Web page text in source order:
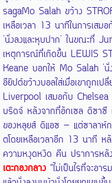
sagaMo Salah ขว้าง
เหลือเวลา 13 นาทีในการเส
'นั่งลงและหุบปาก' ในขณะที่
เหตุการณ์ที่เกิดขึ้น LEWIS
Keane บอกให้ Mo Salah 'นั่
อียิปต์ขว้างบอลใส่เมื่อเขาถูกเป
Liverpool เสมอกับ
บริดจ์ หลังจากที่อักเซล ดิซาซี
ของหลุยส์ ดิแอซ — แต่ซาลาห์ก
ตโดยเหลือเวลาอีก 13 นาที ห
ความหงุดหงิด คีน ปราการหลั
เตะกองกลาง"ไม่เป็นไรที่จะอาร